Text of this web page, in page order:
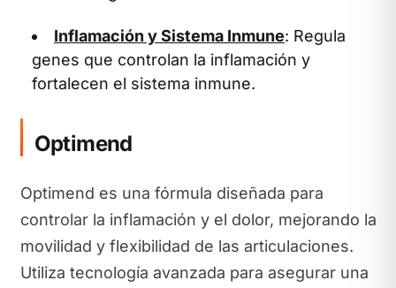
Inflamación y Sistema Inmune: Regula
genes que controlan la inflamación y
fortalecen el sistema inmune.
Optimend
Optimend es una fórmula diseñada para
controlar la inflamación y el dolor, mejorando la
movilidad y flexibilidad de las articulaciones.
Utiliza tecnología avanzada para asegurar una